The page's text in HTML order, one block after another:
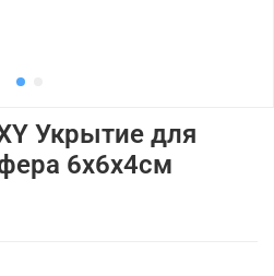
Укрытие для
6х6х4см